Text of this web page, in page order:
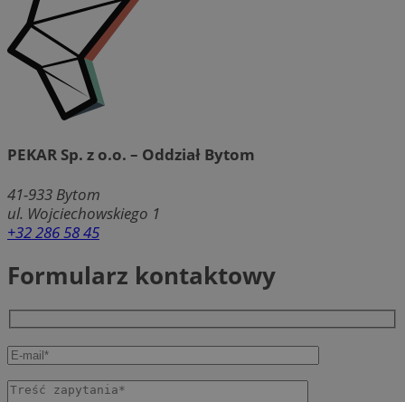
PEKAR Sp. z o.o. – Oddział Bytom
41-933 Bytom
ul. Wojciechowskiego 1
+32 286 58 45
Formularz kontaktowy